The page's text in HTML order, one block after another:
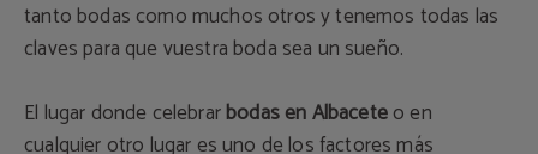
tanto bodas como muchos otros y tenemos todas las
claves para que vuestra boda sea un sueño.
El lugar donde celebrarbodas en Albaceteo en
cualquier otro lugar es uno de los factores más